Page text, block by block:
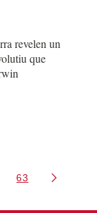
revelen un
que
intermèdies
Pàgina
63